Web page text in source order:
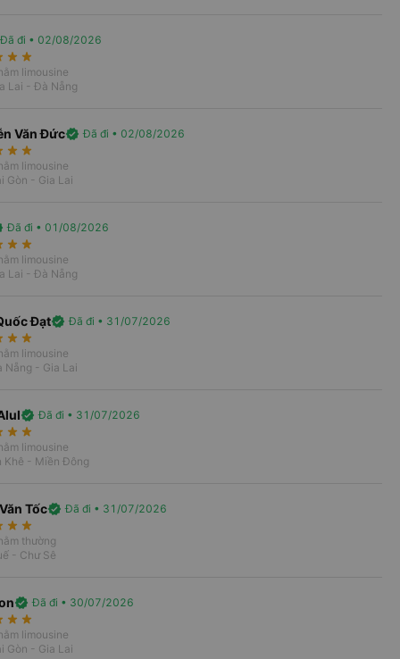
tuyến Sài Gòn - Gia Lai, được
điểm trung bình 4.7/5 từ hơn 3,500
nằm cao cấp và xe Limousine
cho hành khách. Lịch trình của nhà
gồm các khung giờ từ 18:45 đến
Đã đi • 02/08/2026
star_rate star_rate
limousine
Lai - Đà Nẵng
Văn Đứcverified Đã đi • 02/08/2026
star_rate star_rate
limousine
Gòn - Gia Lai
Đã đi • 01/08/2026
star_rate star_rate
limousine
Lai - Đà Nẵng
Đạtverified Đã đi • 31/07/2026
star_rate star_rate
limousine
Nẵng - Gia Lai
verified Đã đi • 31/07/2026
star_rate star_rate
limousine
Khê - Miền Đông
Tốcverified Đã đi • 31/07/2026
star_rate star_rate
thường
- Chư Sê
verified Đã đi • 30/07/2026
star_rate star_rate
limousine
Gòn - Gia Lai